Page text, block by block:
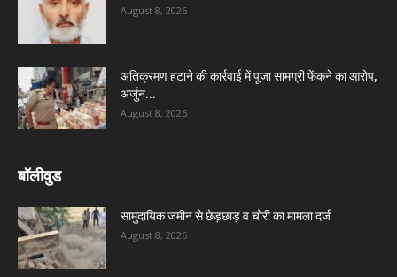
August 8, 2026
अतिक्रमण हटाने की कार्रवाई में पूजा सामग्री फेंकने का आरोप,
अर्जुन...
August 8, 2026
बॉलीवुड
सामुदायिक जमीन से छेड़छाड़ व चोरी का मामला दर्ज
August 8, 2026